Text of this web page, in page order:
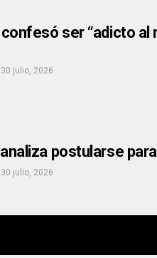
ser “adicto
30 julio, 2026
postularse
30 julio, 2026